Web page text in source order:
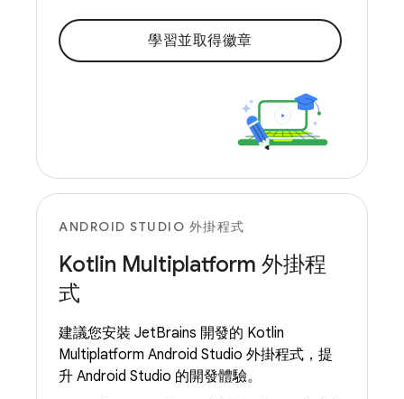
學習並取得徽章
ANDROID STUDIO 外掛程式
Kotlin Multiplatform 外掛程
式
建議您安裝 JetBrains 開發的 Kotlin
Multiplatform Android Studio 外掛程式，提
升 Android Studio 的開發體驗。